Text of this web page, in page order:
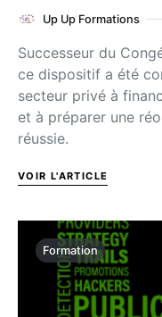
Up Up Formations
Successeur du
ce dispositif a été
secteur privé à
et à préparer une
réussie.
VOIR L'ARTICLE
Formation